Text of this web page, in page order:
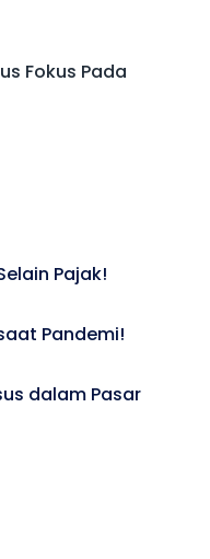
Fokus Pada
Pajak!
Pandemi!
dalam Pasar